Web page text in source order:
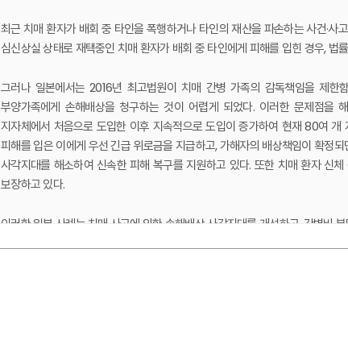
최근 치매 환자가 배회 중 타인을 폭행하거나 타인의 재산을 파손하는 사건·
심신상실 상태로 재택중인 치매 환자가 배회 중 타인에게 피해를 입힌 경우,
그러나 일본에서는 2016년 최고법원이 치매 간병 가족의 감독책임을 제
부양가족에게 손해배상을 청구하는 것이 어렵게 되었다. 이러한 문제점을
지자체에서 처음으로 도입한 이후 지속적으로 도입이 증가하여 현재 80여
피해를 입은 이에게 우선 긴급 위로금을 지급하고, 가해자의 배상책임이 확정
사각지대를 해소하여 신속한 피해 복구를 지원하고 있다. 또한 치매 환자 신
보장하고 있다.
이러한 일본 사례는 치매 사고에 의한 손해배상 사각지대를 개선하고, 간병비
바람직하며, 지자체가 해당 사업을 적극 추진하기 위해서는 정부가 이 보험을